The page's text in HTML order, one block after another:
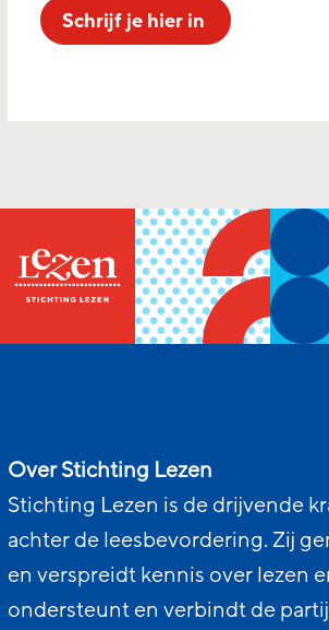
Schrijf je hier in
Over Stichting Lezen
Stichting Lezen is de drijvende
achter de leesbevordering. Zij
en verspreidt kennis over lezen
ondersteunt en verbindt de